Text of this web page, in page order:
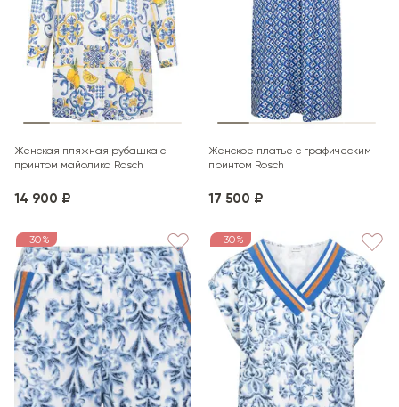
Женская пляжная рубашка с
принтом майолика Rosch
14 900 ₽
Женское платье с графическим
принтом Rosch
17 500 ₽
-30% -30%